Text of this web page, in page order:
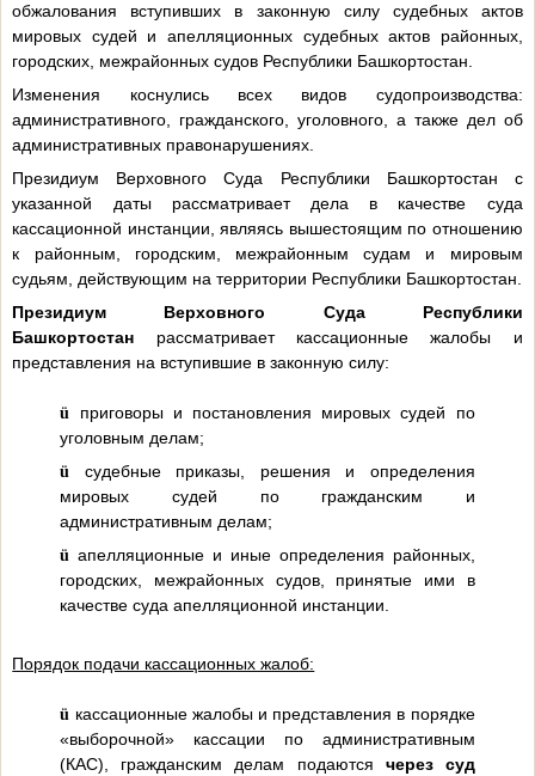
обжалования вступивших в законную силу судебных актов
мировых судей и апелляционных судебных актов районных,
городских, межрайонных судов Республики Башкортостан.
Изменения коснулись всех видов судопроизводства:
административного, гражданского, уголовного, а также дел об
административных правонарушениях.
Президиум Верховного Суда Республики Башкортостан с
указанной даты рассматривает дела в качестве суда
кассационной инстанции, являясь вышестоящим по отношению
к районным, городским, межрайонным судам и мировым
судьям, действующим на территории Республики Башкортостан.
Президиум Верховного Суда Республики
Башкортостан рассматривает кассационные жалобы и
представления на вступившие в законную силу:
ü приговоры и постановления мировых судей по
уголовным делам;
ü судебные приказы, решения и определения
мировых судей по гражданским и
административным делам;
ü апелляционные и иные определения районных,
городских, межрайонных судов, принятые ими в
качестве суда апелляционной инстанции.
Порядок подачи кассационных жалоб:
ü кассационные жалобы и представления в порядке
«выборочной» кассации по административным
(КАС), гражданским делам подаются через суд